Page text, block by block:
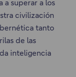
a superar a los
civilización
tanto
de las
inteligencia